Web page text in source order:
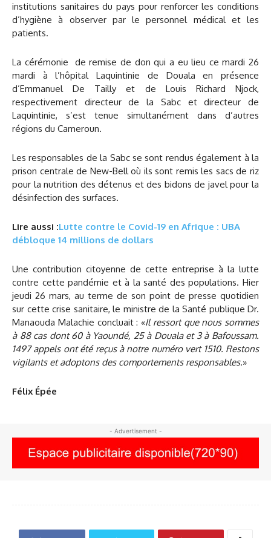
institutions sanitaires du pays pour renforcer les conditions
d’hygiène à observer par le personnel médical et les
patients.
La cérémonie de remise de don qui a eu lieu ce mardi 26
mardi à l’hôpital Laquintinie de Douala en présence
d’Emmanuel De Tailly et de Louis Richard Njock,
respectivement directeur de la Sabc et directeur de
Laquintinie, s’est tenue simultanément dans d’autres
régions du Cameroun.
Les responsables de la Sabc se sont rendus également à la
prison centrale de New-Bell où ils sont remis les sacs de riz
pour la nutrition des détenus et des bidons de javel pour la
désinfection des surfaces.
Lire aussi :Lutte contre le Covid-19 en Afrique : UBA
débloque 14 millions de dollars
Une contribution citoyenne de cette entreprise à la lutte
contre cette pandémie et à la santé des populations. Hier
jeudi 26 mars, au terme de son point de presse quotidien
sur cette crise sanitaire, le ministre de la Santé publique Dr.
Manaouda Malachie concluait : «Il ressort que nous sommes
à 88 cas dont 60 à Yaoundé, 25 à Douala et 3 à Bafoussam.
1497 appels ont été reçus à notre numéro vert 1510. Restons
vigilants et adoptons des comportements responsables.»
Félix Épée
- Advertisement -